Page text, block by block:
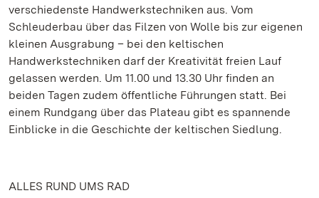
verschiedenste Handwerkstechniken aus. Vom
Schleuderbau über das Filzen von Wolle bis zur eigenen
kleinen Ausgrabung – bei den keltischen
Handwerkstechniken darf der Kreativität freien Lauf
gelassen werden. Um 11.00 und 13.30 Uhr finden an
beiden Tagen zudem öffentliche Führungen statt. Bei
einem Rundgang über das Plateau gibt es spannende
Einblicke in die Geschichte der keltischen Siedlung.
ALLES RUND UMS RAD